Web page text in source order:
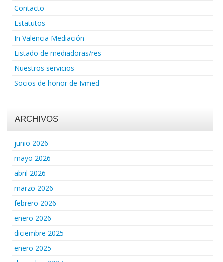
Contacto
Estatutos
In Valencia Mediación
Listado de mediadoras/res
Nuestros servicios
Socios de honor de Ivmed
ARCHIVOS
junio 2026
mayo 2026
abril 2026
marzo 2026
febrero 2026
enero 2026
diciembre 2025
enero 2025